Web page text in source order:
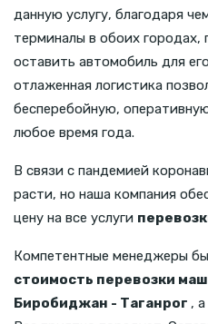
данную услугу, благодаря
терминалы в обоих
оставить автомобиль для
отлаженная логистика
бесперебойную,
любое время года.
В связи с пандемией
расти, но наша компания
цену на все услуги
Компетентные менеджеры
стоимость перевозки
Биробиджан - Таганрог ,